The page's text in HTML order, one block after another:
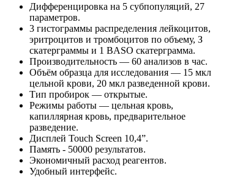
Дифференцировка на 5 субпопуляций, 27
параметров.
3 гистограммы распределения лейкоцитов,
эритроцитов и тромбоцитов по объему, З
скатерграммы и 1 BASO скатерграмма.
Производительность — 60 анализов в час.
Объём образца для исследования — 15 мкл
цельной крови, 20 мкл разведенной крови.
Тип пробирок — открытые.
Режимы работы — цельная кровь,
капиллярная кровь, предварительное
разведение.
Дисплей Touch Screen 10,4”.
Память - 50000 результатов.
Экономичный расход реагентов.
Удобный интерфейс.